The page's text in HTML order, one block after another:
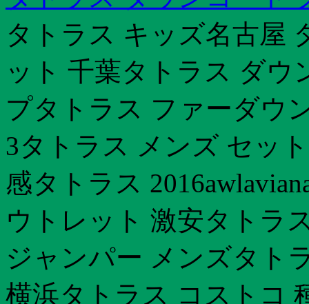
タトラス キッズ名古屋
ット 千葉タトラス ダウ
プタトラス ファーダウ
3タトラス メンズ セッ
感タトラス
ウトレット 激安タトラ
ジャンパー メンズタト
横浜タトラス コストコ